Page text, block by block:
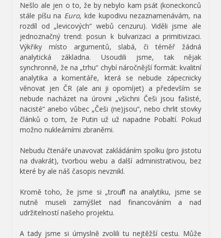
Nešlo ale jen o to, že by nebylo kam psát (koneckonců
stále píšu na Euro, kde kupodivu nezaznamenávám, na
rozdíl od „levicových“ webů cenzuru). Viděli jsme ale
jednoznačný trend: posun k bulvarizaci a primitivizaci.
Výkřiky místo argumentů, slabá, či téměř žádná
analytická základna. Usoudili jsme, tak nějak
synchronně, že na „trhu“ chybí náročnější formát: kvalitní
analytika a komentáře, která se nebude zápecnicky
věnovat jen ČR (ale ani ji opomíjet) a především se
nebude nacházet na úrovni „všichni Češi jsou fašisté,
nacisté“ anebo vůbec „Češi (ne)jsou“, nebo chrlit stovky
článků o tom, že Putin už už napadne Pobaltí. Pokud
možno nukleárními zbraněmi.
Nebudu čtenáře unavovat zakládáním spolku (pro jistotu
na dvakrát), tvorbou webu a další administrativou, bez
které by ale náš časopis nevznikl.
Kromě toho, že jsme si „troufli“ na analytiku, jsme se
nutně museli zamýšlet nad financováním a nad
udržitelností našeho projektu.
A tady jsme si úmyslně zvolili tu nejtěžší cestu. Může